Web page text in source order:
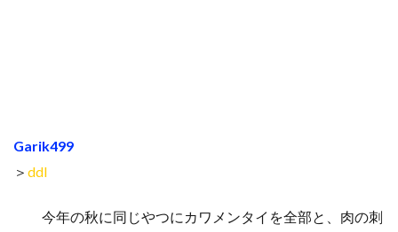
Garik499
＞ ddl
今年の秋に同じやつにカワメンタイを全部と、肉の刺